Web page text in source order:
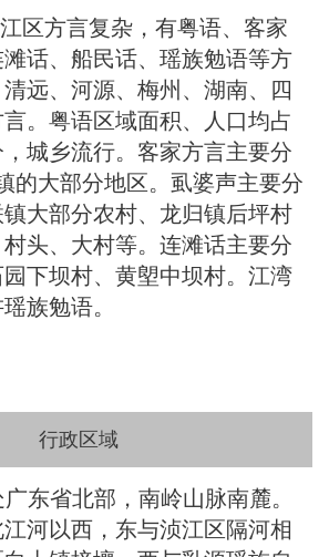
江区方言复杂，有粤语、客家
话、船民话、瑶族勉语等方
远、河源、梅州、湖南、四
。粤语区域面积、人口均占
城乡流行。客家方言主要分
的大部分地区。虱婆声主要分
大部分农村、龙归镇后坪村
头、大村等。连滩话主要分
下坝村、黄塱中坝村。江湾
族勉语。
行政区域
东省北部，南岭山脉南麓。
河以西，东与浈江区隔河相